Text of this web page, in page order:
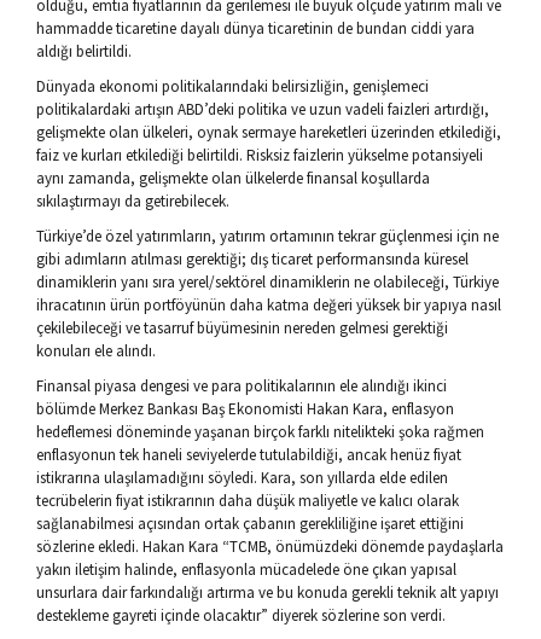
olduğu, emtia fiyatlarının da gerilemesi ile büyük ölçüde yatırım malı ve
hammadde ticaretine dayalı dünya ticaretinin de bundan ciddi yara
aldığı belirtildi.
Dünyada ekonomi politikalarındaki belirsizliğin, genişlemeci
politikalardaki artışın ABD’deki politika ve uzun vadeli faizleri artırdığı,
gelişmekte olan ülkeleri, oynak sermaye hareketleri üzerinden etkilediği,
faiz ve kurları etkilediği belirtildi. Risksiz faizlerin yükselme potansiyeli
aynı zamanda, gelişmekte olan ülkelerde finansal koşullarda
sıkılaştırmayı da getirebilecek.
Türkiye’de özel yatırımların, yatırım ortamının tekrar güçlenmesi için ne
gibi adımların atılması gerektiği; dış ticaret performansında küresel
dinamiklerin yanı sıra yerel/sektörel dinamiklerin ne olabileceği, Türkiye
ihracatının ürün portföyünün daha katma değeri yüksek bir yapıya nasıl
çekilebileceği ve tasarruf büyümesinin nereden gelmesi gerektiği
konuları ele alındı.
Finansal piyasa dengesi ve para politikalarının ele alındığı ikinci
bölümde Merkez Bankası Baş Ekonomisti Hakan Kara, enflasyon
hedeflemesi döneminde yaşanan birçok farklı nitelikteki şoka rağmen
enflasyonun tek haneli seviyelerde tutulabildiği, ancak henüz fiyat
istikrarına ulaşılamadığını söyledi. Kara, son yıllarda elde edilen
tecrübelerin fiyat istikrarının daha düşük maliyetle ve kalıcı olarak
sağlanabilmesi açısından ortak çabanın gerekliliğine işaret ettiğini
sözlerine ekledi. Hakan Kara “TCMB, önümüzdeki dönemde paydaşlarla
yakın iletişim halinde, enflasyonla mücadelede öne çıkan yapısal
unsurlara dair farkındalığı artırma ve bu konuda gerekli teknik alt yapıyı
destekleme gayreti içinde olacaktır” diyerek sözlerine son verdi.